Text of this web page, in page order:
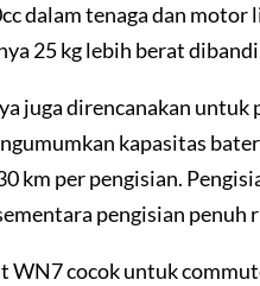
dalam tenaga dan
25 kg lebih berat
juga direncanakan untuk
kapasitas
km per pengisian.
pengisian penuh
WN7 cocok untuk